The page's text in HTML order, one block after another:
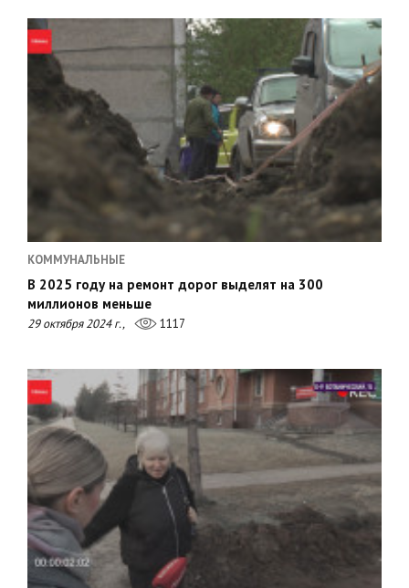
КОММУНАЛЬНЫЕ
В 2025 году на ремонт дорог выделят на 300
миллионов меньше
29 октября 2024 г., 1117